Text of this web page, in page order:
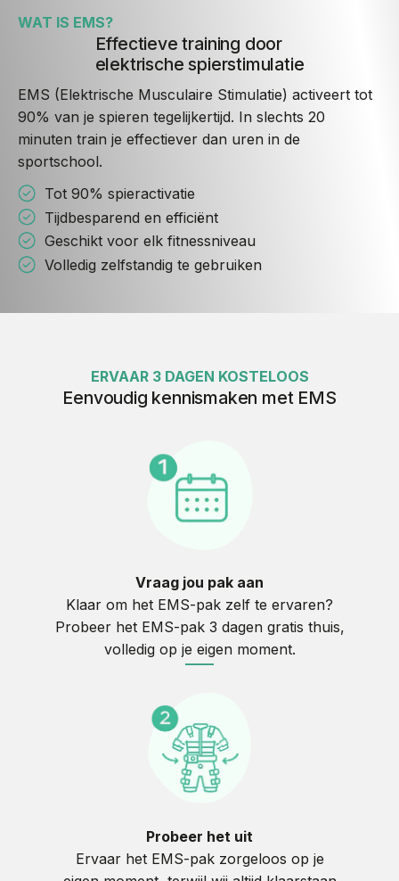
WAT IS EMS?
Effectieve training door
elektrische spierstimulatie
EMS (Elektrische Musculaire Stimulatie) activeert tot
90% van je spieren tegelijkertijd. In slechts 20
minuten train je effectiever dan uren in de
sportschool.
Tot 90% spieractivatie
Tijdbesparend en efficiënt
Geschikt voor elk fitnessniveau
Volledig zelfstandig te gebruiken
ERVAAR 3 DAGEN KOSTELOOS
Eenvoudig kennismaken met EMS
Vraag jou pak aan
Klaar om het EMS-pak zelf te ervaren?
Probeer het EMS-pak 3 dagen gratis thuis,
volledig op je eigen moment.
____
Probeer het uit
Ervaar het EMS-pak zorgeloos op je